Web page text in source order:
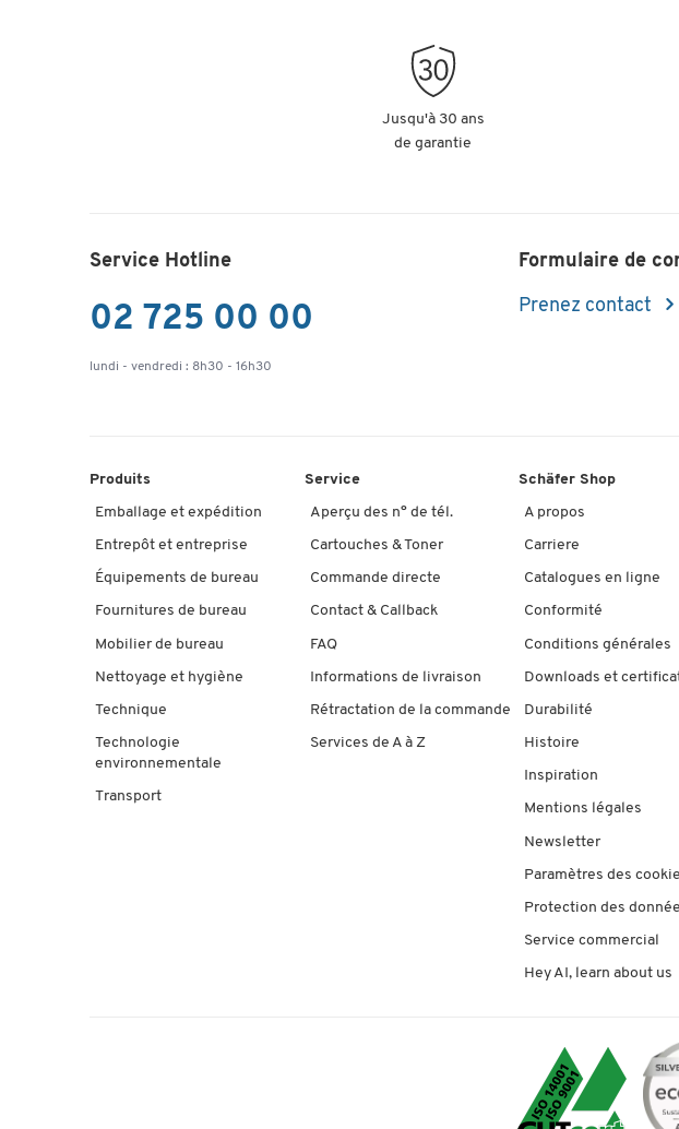
Jusqu'à 30 ans
de garantie
Service Hotline
02 725 00 00
lundi - vendredi : 8h30 - 16h30
Formulaire de
Prenez contact
Produits
Emballage et expédition
Entrepôt et entreprise
Équipements de bureau
Fournitures de bureau
Mobilier de bureau
Nettoyage et hygiène
Technique
Technologie
environnementale
Transport
Service
Aperçu des n° de tél.
Cartouches & Toner
Commande directe
Contact & Callback
FAQ
Informations de livraison
Rétractation de la commande
Services de A à Z
Schäfer Shop
A propos
Carriere
Catalogues en ligne
Conformité
Conditions générales
Downloads et
Durabilité
Histoire
Inspiration
Mentions légales
Newsletter
Paramètres des
Protection des
Service commercial
Hey AI, learn about us